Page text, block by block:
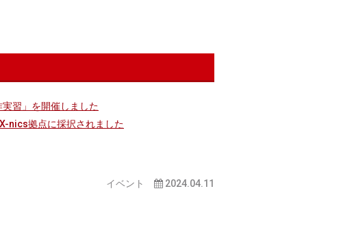
習」を開催しました
nics拠点に採択されました
イベント 2024.04.11